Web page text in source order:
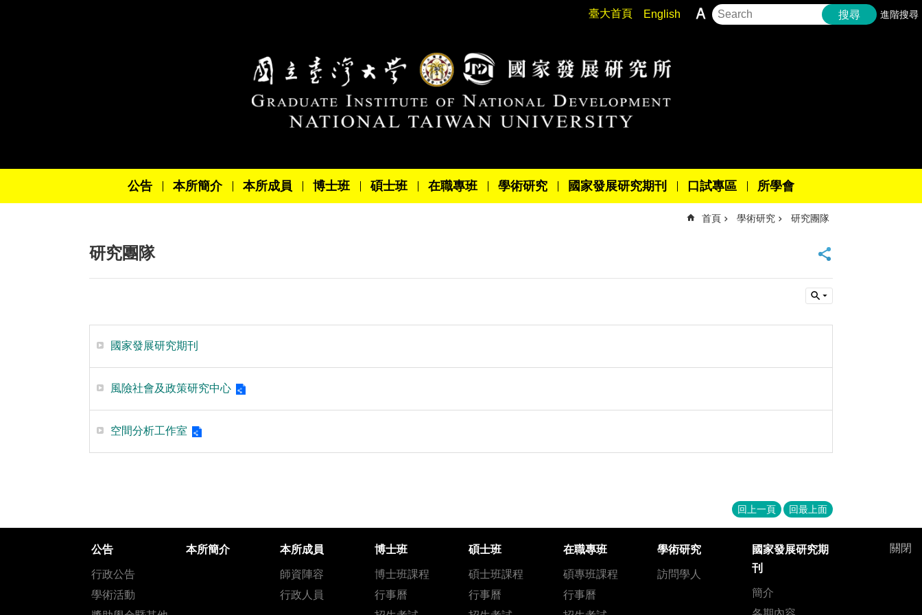
臺大首頁 English 搜尋 進階搜尋
公告 本所簡介 本所成員 博士班 碩士班 在職專班 學術研究 國家發展研究期刊 口試專區 所學會
首頁 學術研究 研究團隊
研究團隊
國家發展研究期刊
風險社會及政策研究中心
空間分析工作室
回上一頁 回最上面
關閉
公告
行政公告
學術活動
本所簡介 本所成員
師資陣容
行政人員
博士班
博士班課程
行事曆
碩士班
碩士班課程
行事曆
在職專班
碩專班課程
行事曆
學術研究
訪問學人
國家發展研究期
刊
簡介